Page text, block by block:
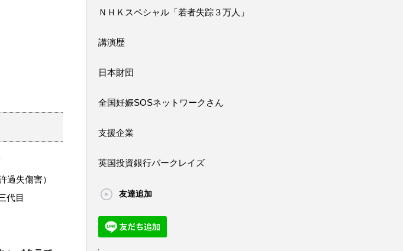
過失傷害）
代目
ＮＨＫスペシャル「若者失踪３万人」
講演歴
日本財団
全国妊娠SOSネットワークさん
支援企業
英国投資銀行バークレイズ
友達追加